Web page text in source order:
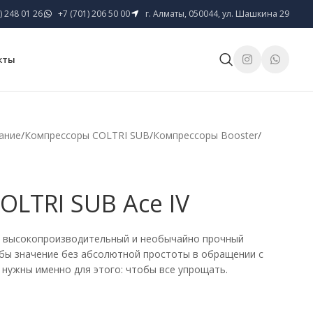
248 01 26 +7 (701) 206 50 00 г. Алматы, 050044, ул. Шашкина 29
/Компрессоры COLTRI SUB/Компрессоры Booster/
SUB Ace IV
высокопроизводительный и необычайно прочный
значение без абсолютной простоты в обращении с
именно для этого: чтобы все упрощать.